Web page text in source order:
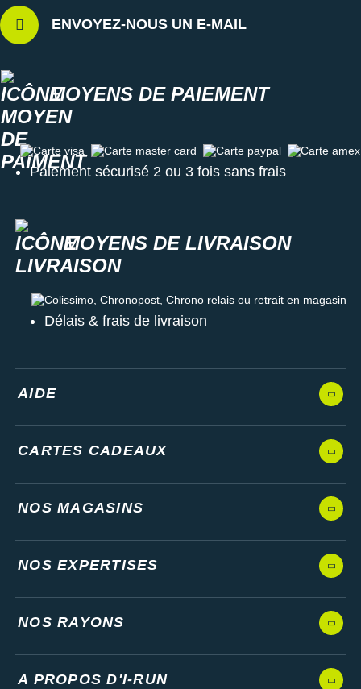
ENVOYEZ-NOUS UN E-MAIL
MOYENS DE PAIEMENT
Carte visa Carte master card Carte paypal Carte amex
Paiement sécurisé 2 ou 3 fois sans frais
MOYENS DE LIVRAISON
Colissimo, Chronopost, Chrono relais ou retrait en magasin
Délais & frais de livraison
AIDE
CARTES CADEAUX
NOS MAGASINS
NOS EXPERTISES
NOS RAYONS
A PROPOS D'I-RUN